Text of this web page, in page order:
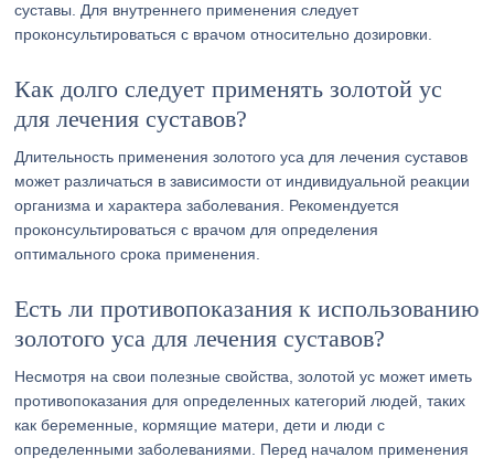
суставы. Для внутреннего применения следует
проконсультироваться с врачом относительно дозировки.
Как долго следует применять золотой ус
для лечения суставов?
Длительность применения золотого уса для лечения суставов
может различаться в зависимости от индивидуальной реакции
организма и характера заболевания. Рекомендуется
проконсультироваться с врачом для определения
оптимального срока применения.
Есть ли противопоказания к использованию
золотого уса для лечения суставов?
Несмотря на свои полезные свойства, золотой ус может иметь
противопоказания для определенных категорий людей, таких
как беременные, кормящие матери, дети и люди с
определенными заболеваниями. Перед началом применения